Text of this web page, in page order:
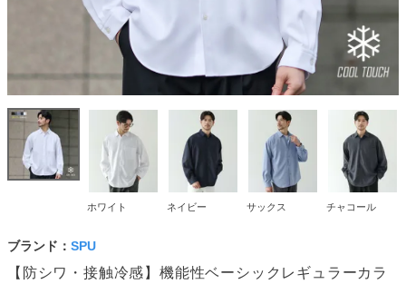
ホワイト ネイビー サックス チャコール
ブランド： SPU
【防シワ・接触冷感】機能性ベーシックレギュラーカラ